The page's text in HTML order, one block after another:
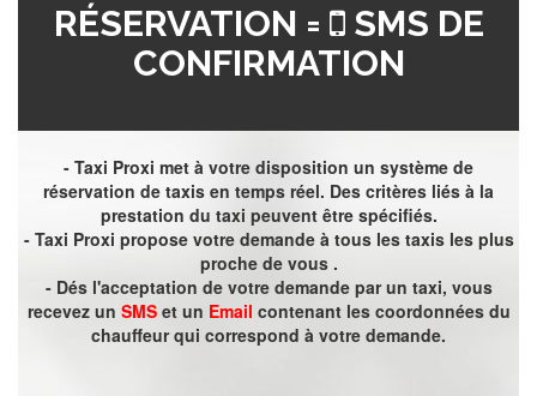
RÉSERVATION =
SMS DE
CONFIRMATION
- Taxi Proxi met à votre disposition un système de
réservation de taxis en temps réel. Des critères liés à la
prestation du taxi peuvent être spécifiés.
- Taxi Proxi propose votre demande à tous les taxis les plus
proche de vous .
- Dés l'acceptation de votre demande par un taxi, vous
recevez un SMSet un Email contenant les coordonnées du
chauffeur qui correspond à votre demande.